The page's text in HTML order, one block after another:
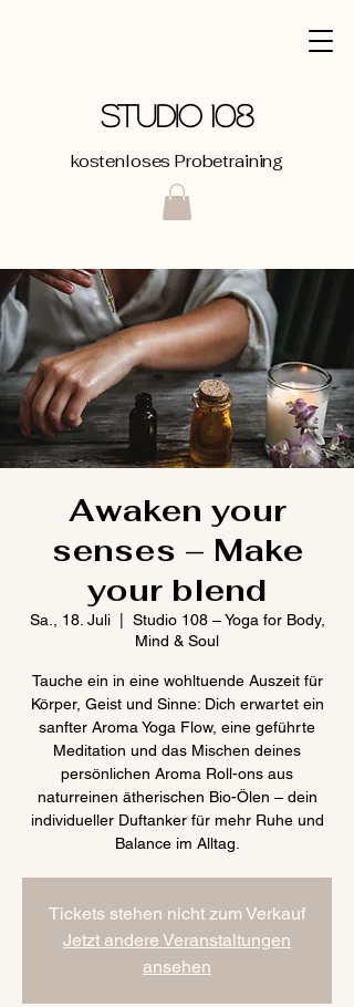
STUDIO 108
kostenloses Probetraining
Awaken your
senses – Make
your blend
Sa., 18. Juli
  |
Studio 108 – Yoga for Body,
Mind & Soul
Tauche ein in eine wohltuende Auszeit für
Körper, Geist und Sinne: Dich erwartet ein
sanfter Aroma Yoga Flow, eine geführte
Meditation und das Mischen deines
persönlichen Aroma Roll-ons aus
naturreinen ätherischen Bio-Ölen – dein
individueller Duftanker für mehr Ruhe und
Balance im Alltag.
Tickets stehen nicht zum Verkauf
Jetzt andere Veranstaltungen
ansehen